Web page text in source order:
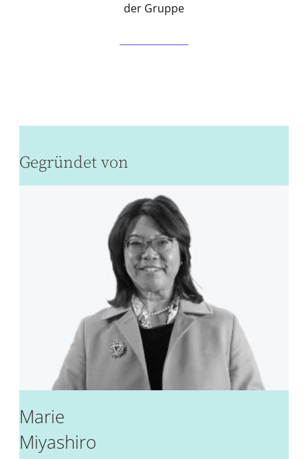
der Gruppe
Gegründet von
Marie
Miyashiro